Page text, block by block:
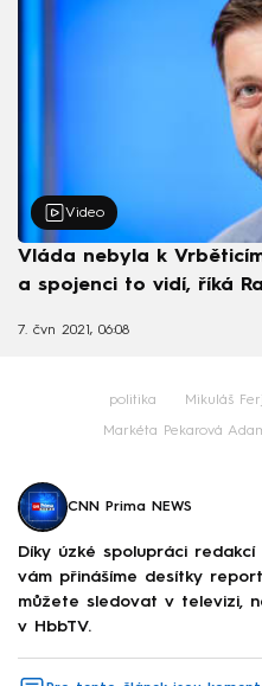
Video
Vláda nebyla k
a spojenci to vidí, říká
7. čvn 2021, 06:08
politika Mikuláš
Markéta Pekarová
CNN Prima NEWS
Díky úzké spolupráci
vám přinášíme desítky
můžete sledovat v televizi,
v HbbTV.